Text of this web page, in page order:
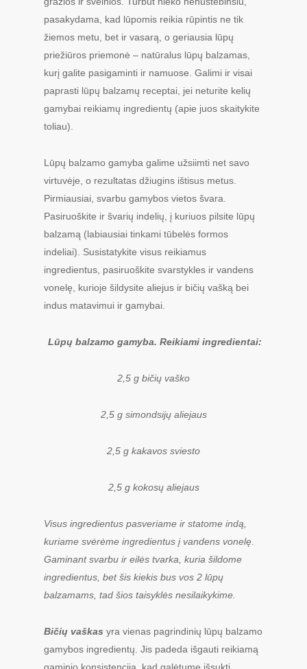
pasakydama, kad lūpomis reikia rūpintis ne tik
žiemos metu, bet ir vasarą, o geriausia lūpų
priežiūros priemonė – natūralus lūpų balzamas,
kurį galite pasigaminti ir namuose. Galimi ir visai
paprasti lūpų balzamų receptai, jei neturite kelių
gamybai reikiamų ingredientų (apie juos skaitykite
toliau).
Lūpų balzamo gamyba galime užsiimti net savo
virtuvėje, o rezultatas džiugins ištisus metus.
Pirmiausiai, svarbu gamybos vietos švara.
Pasiruoškite ir švarių indelių, į kuriuos pilsite lūpų
balzamą (labiausiai tinkami tūbelės formos
indeliai). Susistatykite visus reikiamus
ingredientus, pasiruoškite svarstykles ir vandens
vonelę, kurioje šildysite aliejus ir bičių vašką bei
indus matavimui ir gamybai.
Lūpų balzamo gamyba. Reikiami ingredientai:
2,5 g bičių vaško
2,5 g simondsijų aliejaus
2,5 g kakavos sviesto
2,5 g kokosų aliejaus
Visus ingredientus pasveriame ir statome indą,
kuriame svėrėme ingredientus į vandens vonelę.
Gaminant svarbu ir eilės tvarka, kuria šildome
ingredientus, bet šis kiekis bus vos 2 lūpų
balzamams, tad šios taisyklės nesilaikykime.
Bičių vaškas yra vienas pagrindinių lūpų balzamo
gamybos ingredientų. Jis padeda išgauti reikiamą